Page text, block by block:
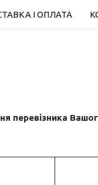
І ОПЛАТА
перевізника